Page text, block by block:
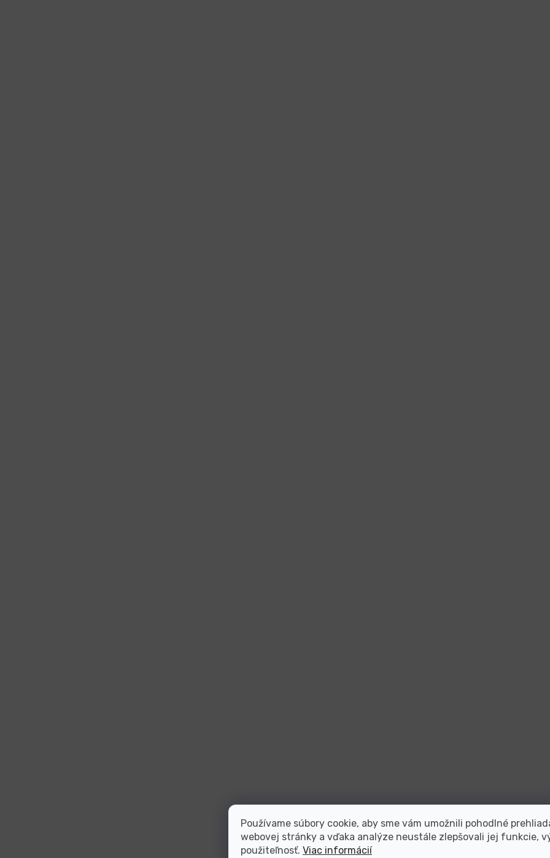
Používame súbory cookie, aby sme vám umožnili pohodlné
webovej stránky a vďaka analýze neustále zlepšovali jej funkcie,
použiteľnosť. Viac informácií